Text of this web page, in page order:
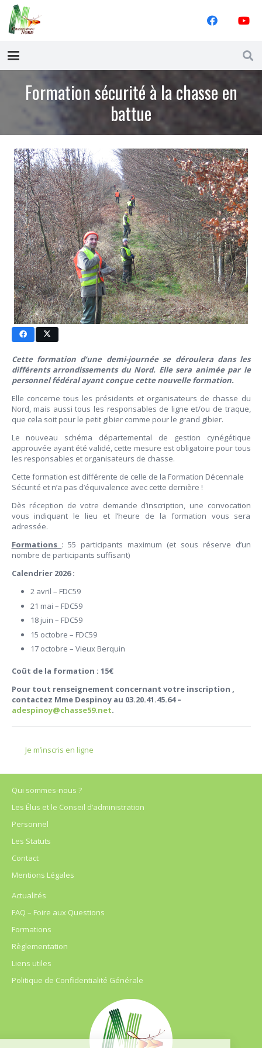
Formation sécurité à la chasse en
battue
Cette formation d’une demi-journée se déroulera dans les
différents arrondissements du Nord. Elle sera animée par le
personnel fédéral ayant conçue cette nouvelle formation.
Elle concerne tous les présidents et organisateurs de chasse du
Nord, mais aussi tous les responsables de ligne et/ou de traque,
que cela soit pour le petit gibier comme pour le grand gibier.
Le nouveau schéma départemental de gestion cynégétique
approuvée ayant été validé, cette mesure est obligatoire pour tous
les responsables et organisateurs de chasse.
Cette formation est différente de celle de la Formation Décennale
Sécurité et n’a pas d’équivalence avec cette dernière !
Dès réception de votre demande d’inscription, une convocation
vous indiquant le lieu et l’heure de la formation vous sera
adressée.
Formations : 55 participants maximum (et sous réserve d’un
nombre de participants suffisant)
Calendrier 2026 :
2 avril – FDC59
21 mai – FDC59
18 juin – FDC59
15 octobre – FDC59
17 octobre – Vieux Berquin
Coût de la formation : 15€
Pour tout renseignement concernant votre inscription ,
contactez Mme Despinoy au 03.20.41.45.64 –
adespinoy@chasse59.net.
Je m’inscris en ligne
Qui sommes-nous ?
Les Élus et le Conseil d’administration
Personnel
Les Statuts
Contact
Mentions Légales
Actualités
FAQ – Foire aux Questions
Formations
Règlementation
Liens utiles
Politique de Confidentialité Générale